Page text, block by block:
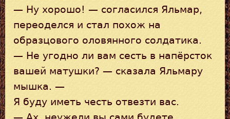
— Ну хорошо! — согласился Яльмар,
переоделся и стал похож на
образцового оловянного солдатика.
— Не угодно ли вам сесть в напёрсток
вашей матушки? — сказала Яльмару
мышка. —
Я буду иметь честь отвезти вас.